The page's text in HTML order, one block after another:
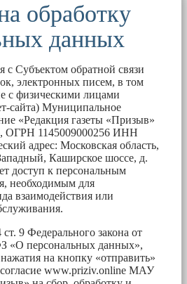
обработку
данных
с Субъектом обратной связи
электронных писем, в том
с физическими лицами
сайта) Муниципальное
«Редакция газеты «Призыв»
ОГРН 1145009000256 ИНН
адрес: Московская область,
Каширское шоссе, д.
доступ к персональным
необходимым для
взаимодействия или
9 Федерального закона от
«О персональных данных»,
на кнопку «отправить»
www.priziv.online МАУ